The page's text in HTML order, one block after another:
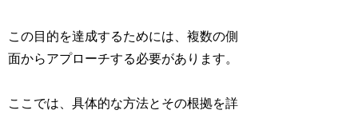
この目的を達成するためには、複数の側
面からアプローチする必要があります。
ここでは、具体的な方法とその根拠を詳